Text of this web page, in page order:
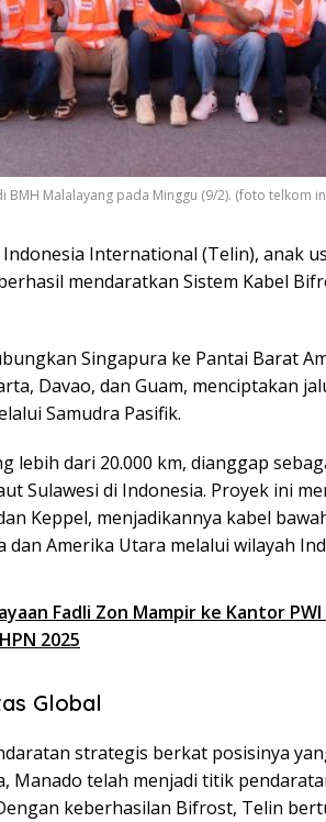
Malalayang pada Minggu (9/2). (foto telkom
International (Telin), anak
mendaratkan Sistem Kabel
Singapura ke Pantai Barat
Davao, dan Guam, menciptakan
Samudra Pasifik.
lebih dari 20.000 km, dianggap
Sulawesi di Indonesia. Proyek ini
Keppel, menjadikannya kabel
Amerika Utara melalui wilayah
Fadli Zon Mampir ke Kantor PWI
2025
Global
strategis berkat posisinya
Manado telah menjadi titik
keberhasilan Bifrost, Telin